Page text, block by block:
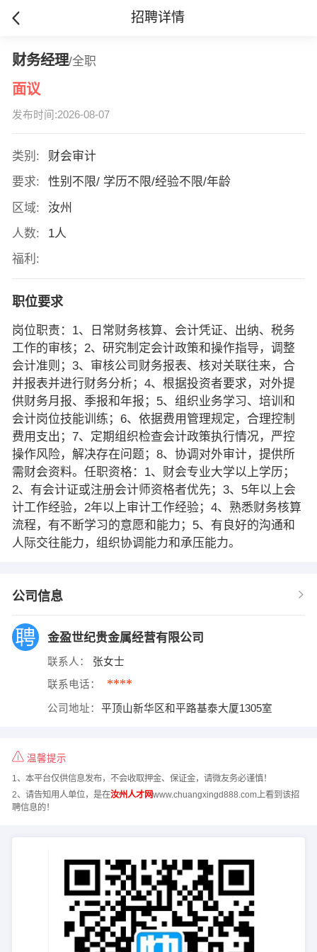
招聘详情
财务经理/全职
面议
发布时间:2026-08-07
类别:
财会审计
要求:
性别不限/ 学历不限/经验不限/年龄
区域:
汝州
人数:
1人
福利:
职位要求
岗位职责：1、日常财务核算、会计凭证、出纳、税务
工作的审核；2、研究制定会计政策和操作指导，调整
会计准则；3、审核公司财务报表、核对关联往来，合
并报表并进行财务分析；4、根据投资者要求，对外提
供财务月报、季报和年报；5、组织业务学习、培训和
会计岗位技能训练；6、依据费用管理规定，合理控制
费用支出；7、定期组织检查会计政策执行情况，严控
操作风险，解决存在问题；8、协调对外审计，提供所
需财会资料。任职资格：1、财会专业大学以上学历；
2、有会计证或注册会计师资格者优先；3、5年以上会
计工作经验，2年以上审计工作经验；4、熟悉财务核算
流程，有不断学习的意愿和能力；5、有良好的沟通和
人际交往能力，组织协调能力和承压能力。
公司信息
金盈世纪贵金属经营有限公司
联系人： 张女士
联系电话： ****
公司地址： 平顶山新华区和平路基泰大厦1305室
温馨提示
1、本平台仅供信息发布，不会收取押金、保证金，请微友务必谨慎！
2、请告知用人单位，是在汝州人才网www.chuangxingd888.com上看到该招
聘信息的！